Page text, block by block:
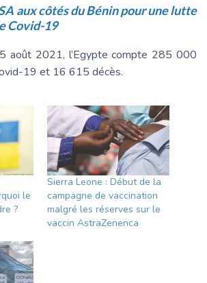
aux côtés du Bénin pour une lutte
Covid-19
août 2021, l’Egypte compte 285 000
19 et 16 615 décès.
le
?
Sierra Leone : Début de la
campagne de vaccination
malgré les réserves sur le
vaccin AstraZenenca